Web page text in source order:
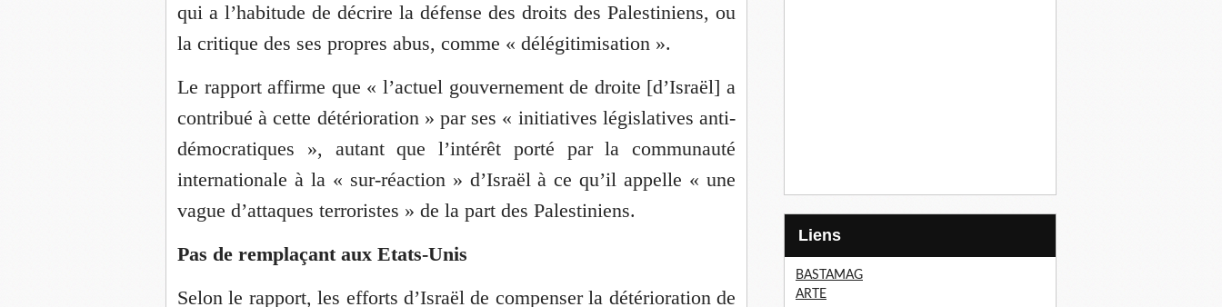
qui a l’habitude de décrire la défense des droits des Palestiniens, ou
la critique des ses propres abus, comme « délégitimisation ».
Le rapport affirme que « l’actuel gouvernement de droite [d’Israël] a
contribué à cette détérioration » par ses « initiatives législatives anti-
démocratiques », autant que l’intérêt porté par la communauté
internationale à la « sur-réaction » d’Israël à ce qu’il appelle « une
vague d’attaques terroristes » de la part des Palestiniens.
Pas de remplaçant aux Etats-Unis
Selon le rapport, les efforts d’Israël de compenser la détérioration de
Liens
BASTAMAG
ARTE